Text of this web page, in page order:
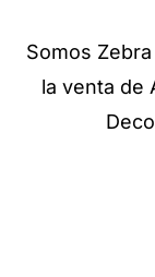
Somos
la venta de